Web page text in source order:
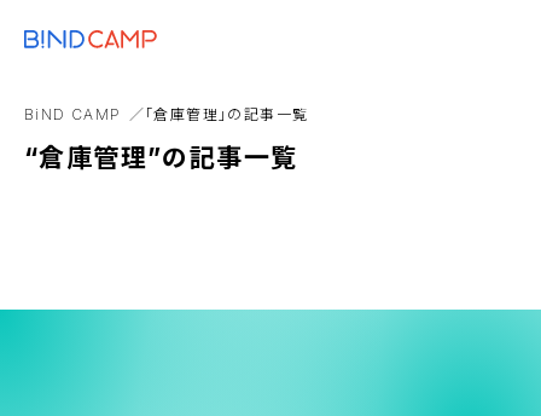
Webデザイン 参考
zoom
BiND CAMP 「倉庫管理」の記事一覧
“倉庫管理”の記事一覧